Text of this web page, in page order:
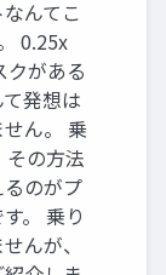
んてこ
0.25x
クがある
発想は
ん。 乗
その方法
のがプ
。 乗り
んが、